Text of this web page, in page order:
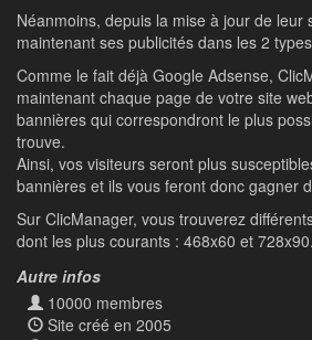
Néanmoins, depuis la mise à jour de leur
maintenant ses publicités dans les 2
Comme le fait déjà Google Adsense,
maintenant chaque page de votre site
bannières qui correspondront le plus
trouve.
Ainsi, vos visiteurs seront plus
bannières et ils vous feront donc gagner
Sur ClicManager, vous trouverez
dont les plus courants : 468x60 et 728x90.
Autre infos
10000 membres
Site créé en 2005